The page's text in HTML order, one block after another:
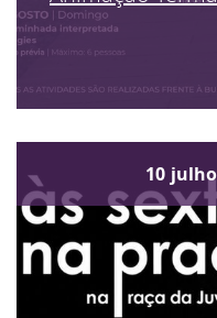
10 julho